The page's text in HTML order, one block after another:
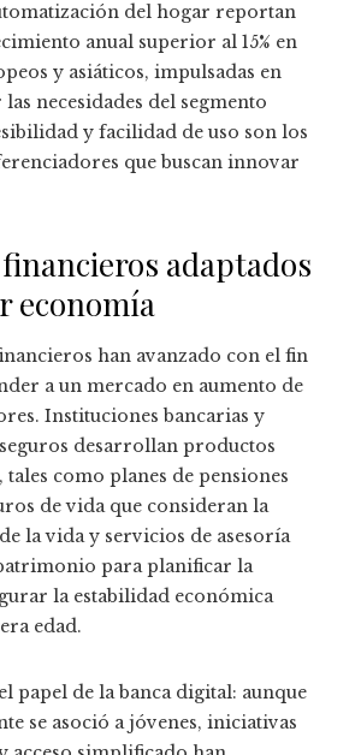
del hogar reportan
anual superior al 15% en
y asiáticos, impulsadas en
necesidades del segmento
y facilidad de uso son los
que buscan innovar
adaptados
economía
han avanzado con el fin
a un mercado en aumento de
Instituciones bancarias y
desarrollan productos
tales como planes de pensiones
de vida que consideran la
la vida y servicios de asesoría
para planificar la
la estabilidad económica
edad.
papel de la banca digital: aunque
se asoció a jóvenes, iniciativas